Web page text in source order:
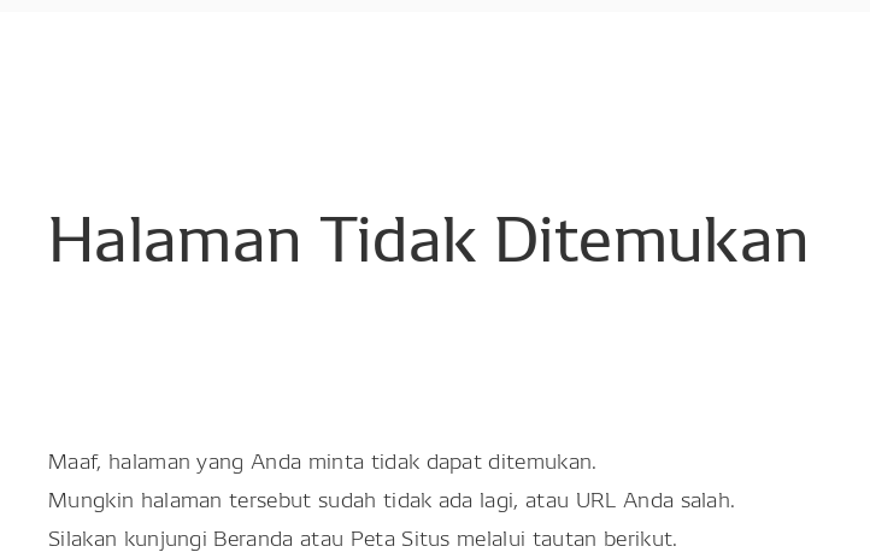
Halaman Tidak Ditemukan
Maaf, halaman yang Anda minta tidak dapat ditemukan.
Mungkin halaman tersebut sudah tidak ada lagi, atau URL Anda salah.
Silakan kunjungi Beranda atau Peta Situs melalui tautan berikut.